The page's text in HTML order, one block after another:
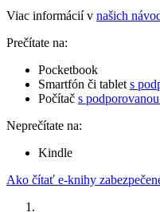
Viac informácií v našich
Prečítate na:
Pocketbook
Smartfón či tablet s
Počítač s
Neprečítate na:
Kindle
Ako čítať e-knihy